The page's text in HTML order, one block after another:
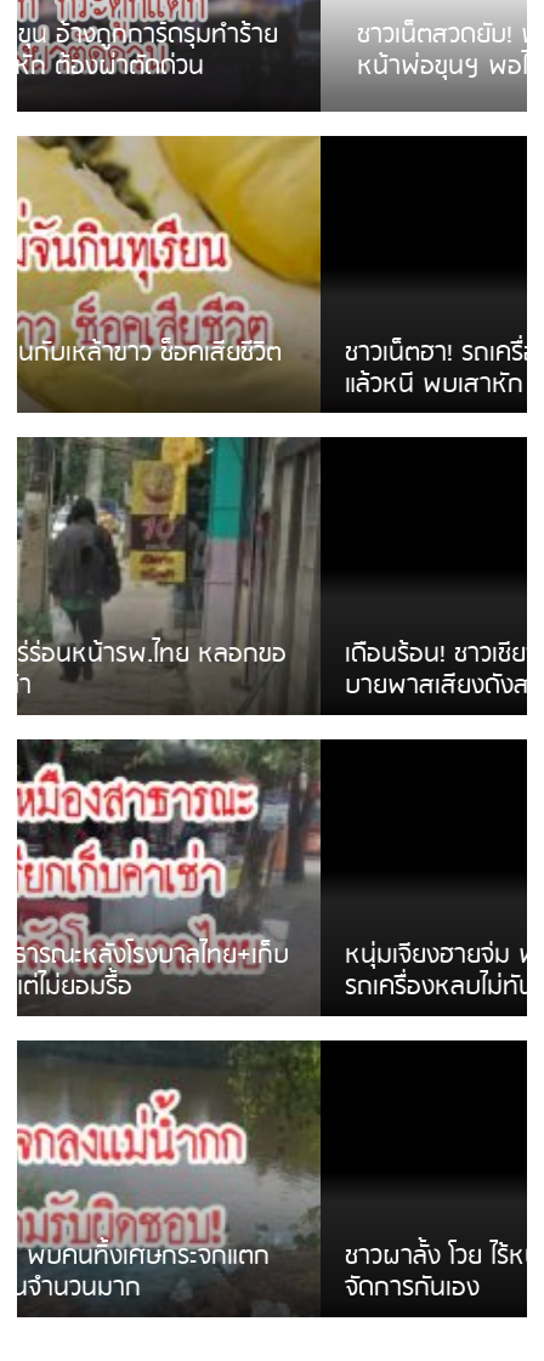
ชาวเน็ตสวดยับ! พบพม่าเร่ขายพวงมาลัย
หน้าพ่อขุนฯ พอไม่ซื้อเดินตาม
ชาวเน็ตฮา! รถเครื่องแม่สายชนป้ายร้านโลงศพ
แล้วหนี พบเสาหัก เบรคหัก หวิดได้ใช้บริการ
เดือนร้อน! ชาวเชียงรายบ่นรถ Isuzu สีขาวซิ่ง
บายพาสเสียงดังสร้างความรำคาญ
หนุ่มเจียงฮายจ่ม พบถังน้ำดื่มตกกลางถนน
รถเครื่องหลบไม่ทันล้มบาดเจ็บ
ชาวผาลั้ง โวย ไร้หน่วยงานดูแล ดินสไลด์ ต้อง
จัดการกันเอง